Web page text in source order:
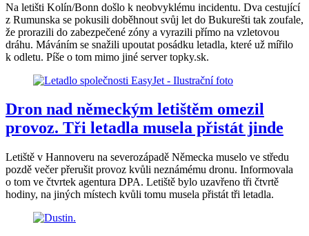
Na letišti Kolín/Bonn došlo k neobvyklému incidentu. Dva cestující
z Rumunska se pokusili doběhnout svůj let do Bukurešti tak zoufale,
že prorazili do zabezpečené zóny a vyrazili přímo na vzletovou
dráhu. Máváním se snažili upoutat posádku letadla, které už mířilo
k odletu. Píše o tom mimo jiné server topky.sk.
Dron nad německým letištěm omezil
provoz. Tři letadla musela přistát jinde
Letiště v Hannoveru na severozápadě Německa muselo ve středu
pozdě večer přerušit provoz kvůli neznámému dronu. Informovala
o tom ve čtvrtek agentura DPA. Letiště bylo uzavřeno tři čtvrtě
hodiny, na jiných místech kvůli tomu musela přistát tři letadla.